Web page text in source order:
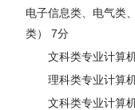
电子信息类、电气类
类） 7分
文科类专业计算
理科类专业计算
文科类专业计算